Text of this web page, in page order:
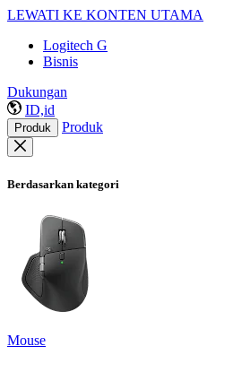
LEWATI KE KONTEN UTAMA
Logitech G
Bisnis
Dukungan
ID,id
Produk Produk
Berdasarkan kategori
Mouse